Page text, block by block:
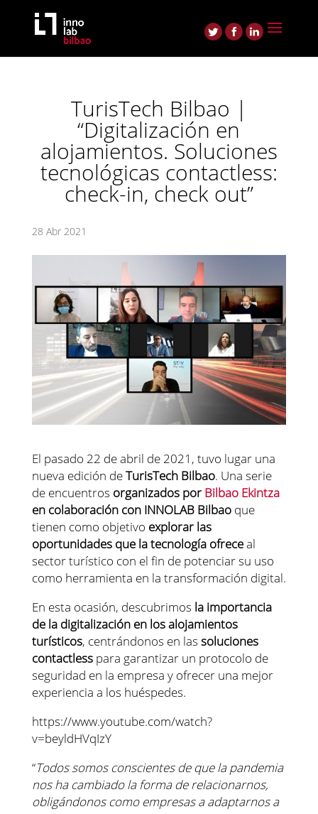
TurisTech Bilbao |
“Digitalización en
alojamientos. Soluciones
tecnológicas contactless:
check-in, check out”
28 Abr 2021
El pasado 22 de abril de 2021, tuvo lugar una
nueva edición deTurisTech Bilbao. Una serie
de encuentros organizados por Bilbao Ekintza
en colaboración con INNOLAB Bilbaoque
tienen como objetivo explorar las
oportunidades que la tecnología ofreceal
sector turístico con el fin de potenciar su uso
como herramienta en la transformación digital.
En esta ocasión, descubrimos la importancia
de la digitalización en los alojamientos
turísticos, centrándonos en las soluciones
contactlesspara garantizar un protocolo de
seguridad en la empresa y ofrecer una mejor
experiencia a los huéspedes.
https://www.youtube.com/watch?
v=beyldHVqIzY
“Todos somos conscientes de que la pandemia
nos ha cambiado la forma de relacionarnos,
obligándonos como empresas a adaptarnos a